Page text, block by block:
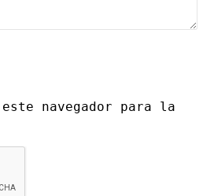
navegador para la